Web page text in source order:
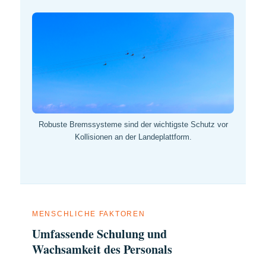
Robuste Bremssysteme sind der wichtigste Schutz vor
Kollisionen an der Landeplattform.
MENSCHLICHE FAKTOREN
Umfassende Schulung und
Wachsamkeit des Personals